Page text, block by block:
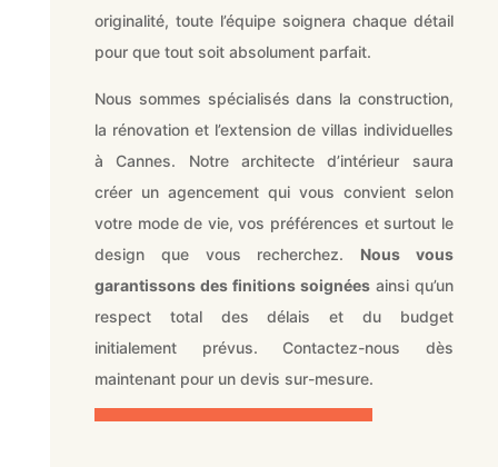
originalité, toute l’équipe soignera chaque détail
pour que tout soit absolument parfait.
Nous sommes spécialisés dans la construction,
la rénovation et l’extension de villas individuelles
à Cannes. Notre architecte d’intérieur saura
créer un agencement qui vous convient selon
votre mode de vie, vos préférences et surtout le
design que vous recherchez. Nous vous
garantissons des finitions soignéesainsi qu’un
respect total des délais et du budget
initialement prévus. Contactez-nous dès
maintenant pour un devis sur-mesure.